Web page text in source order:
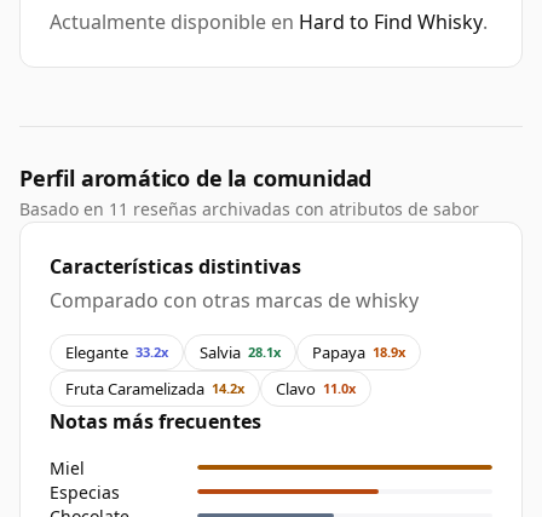
Actualmente disponible en Hard to Find Whisky.
Perfil aromático de la comunidad
Basado en 11 reseñas archivadas con atributos de sabor
Características distintivas
Comparado con otras marcas de whisky
Elegante 33.2x Salvia 28.1x Papaya 18.9x
Fruta Caramelizada 14.2x Clavo 11.0x
Notas más frecuentes
Miel
Especias